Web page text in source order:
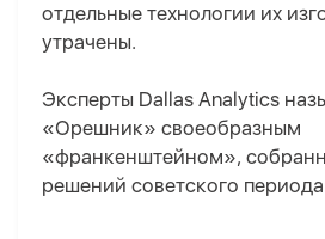
отдельные технологии их
утрачены.
Эксперты Dallas Analytics
«Орешник» своеобразным
«франкенштейном»,
решений советского